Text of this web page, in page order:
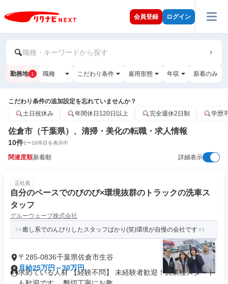
会員登録 ログイン
職種・キーワードから探す
勤務地 1 職種 こだわり条件 雇用形態 年収 新着のみ
こだわり条件の追加設定を忘れていませんか？
土日祝休み
年間休日120日以上 完全週休2日制 学歴
佐倉市（千葉県）、清掃・美化の転職・求人情報
10件1〜10件目を表示中
関連度順新着順 詳細表示
正社員
自分のペースでのびのび×環境抜群のトラックの洗車ス
タッフ
グルーウェーブ株式会社
癒し系でのんびりしたスタッフばかり(笑)環境が自慢の会社です
〒285-0836千葉県佐倉市生谷
月給25万円～30万円
求めている人材 【経験不問】 未経験者歓迎！異業種スタート